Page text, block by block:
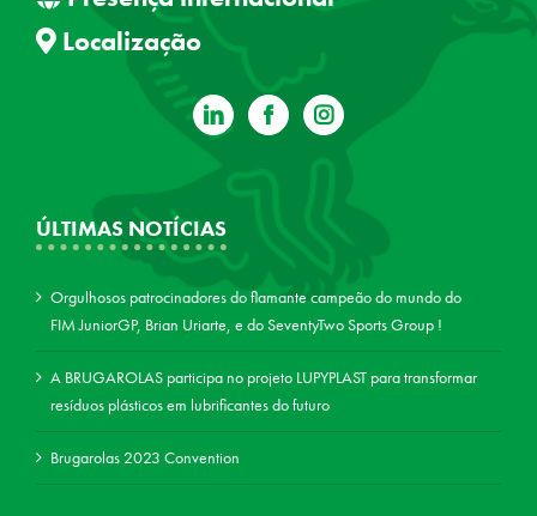
Localização
ÚLTIMAS NOTÍCIAS
Orgulhosos patrocinadores do flamante campeão do mundo do
FIM JuniorGP, Brian Uriarte, e do SeventyTwo Sports Group !
A BRUGAROLAS participa no projeto LUPYPLAST para transformar
resíduos plásticos em lubrificantes do futuro
Brugarolas 2023 Convention